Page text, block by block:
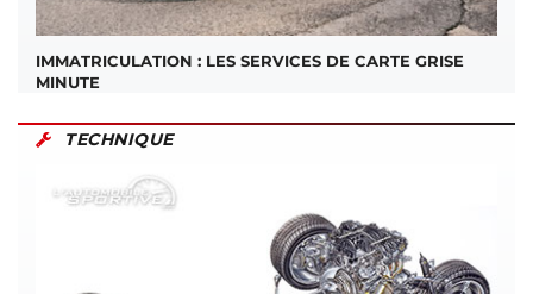
IMMATRICULATION : LES SERVICES DE CARTE GRISE
MINUTE
TECHNIQUE